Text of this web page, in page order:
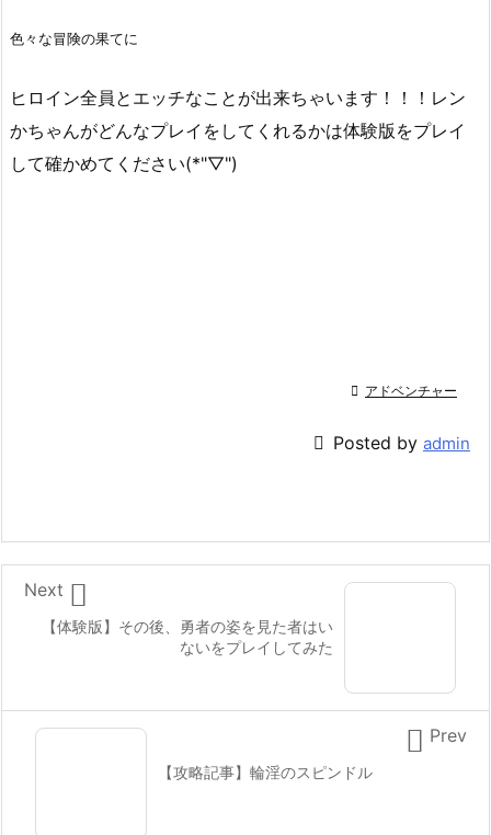
色々な冒険の果てに
ヒロイン全員とエッチなことが出来ちゃいます！！！レン
かちゃんがどんなプレイをしてくれるかは体験版をプレイ
して確かめてください(*"▽")
 アドベンチャー
 Posted by admin
【体験版】その後、勇者の姿を見た者はい
ないをプレイしてみた

Next
【攻略記事】輪淫のスピンドル
 Prev